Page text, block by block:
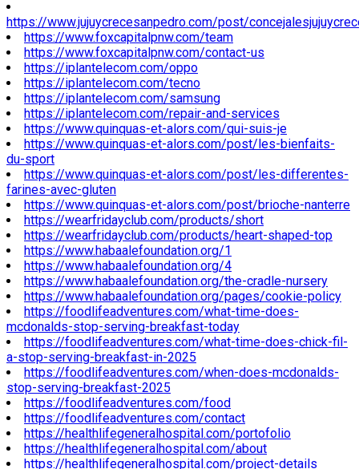
https://www.jujuycrecesanpedro.com/post/
https://www.foxcapitalpnw.com/team
https://www.foxcapitalpnw.com/contact-us
https://iplantelecom.com/oppo
https://iplantelecom.com/tecno
https://iplantelecom.com/samsung
https://iplantelecom.com/repair-and-services
https://www.quinquas-et-alors.com/qui-suis-je
https://www.quinquas-et-alors.com/post/les-bienfaits-
du-sport
https://www.quinquas-et-alors.com/post/les-differentes-
farines-avec-gluten
https://www.quinquas-et-alors.com/post/brioche-nanterre
https://wearfridayclub.com/products/short
https://wearfridayclub.com/products/heart-shaped-top
https://www.habaalefoundation.org/1
https://www.habaalefoundation.org/4
https://www.habaalefoundation.org/the-cradle-nursery
https://www.habaalefoundation.org/pages/cookie-policy
https://foodlifeadventures.com/what-time-does-
mcdonalds-stop-serving-breakfast-today
https://foodlifeadventures.com/what-time-does-chick-fil-
a-stop-serving-breakfast-in-2025
https://foodlifeadventures.com/when-does-mcdonalds-
stop-serving-breakfast-2025
https://foodlifeadventures.com/food
https://foodlifeadventures.com/contact
https://healthlifegeneralhospital.com/portofolio
https://healthlifegeneralhospital.com/about
https://healthlifegeneralhospital.com/project-details